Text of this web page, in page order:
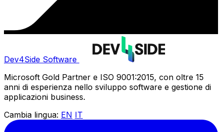
Dev4Side Software
Microsoft Gold Partner e ISO 9001:2015, con oltre 15
anni di esperienza nello sviluppo software e gestione di
applicazioni business.
Cambia lingua: EN IT